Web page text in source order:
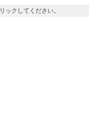
クしてください。